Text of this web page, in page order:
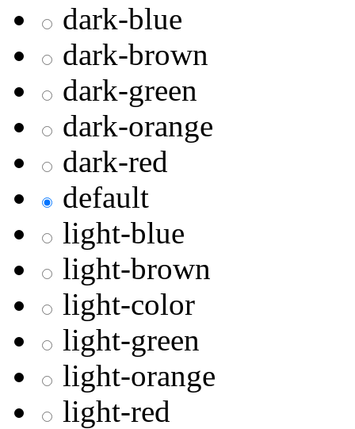
dark-blue
dark-brown
dark-green
dark-orange
dark-red
default
light-blue
light-brown
light-color
light-green
light-orange
light-red